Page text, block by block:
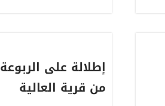
إطلالة على الربوعة
من قرية العالية